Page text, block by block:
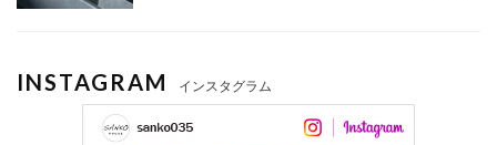
INSTAGRAM インスタグラム